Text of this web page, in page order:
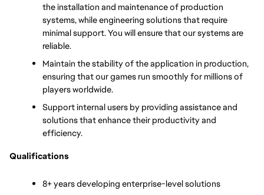
the installation and maintenance of production
systems, while engineering solutions that require
minimal support. You will ensure that our systems are
reliable.
Maintain the stability of the application in production,
ensuring that our games run smoothly for millions of
players worldwide.
Support internal users by providing assistance and
solutions that enhance their productivity and
efficiency.
Qualifications
8+ years developing enterprise-level solutions